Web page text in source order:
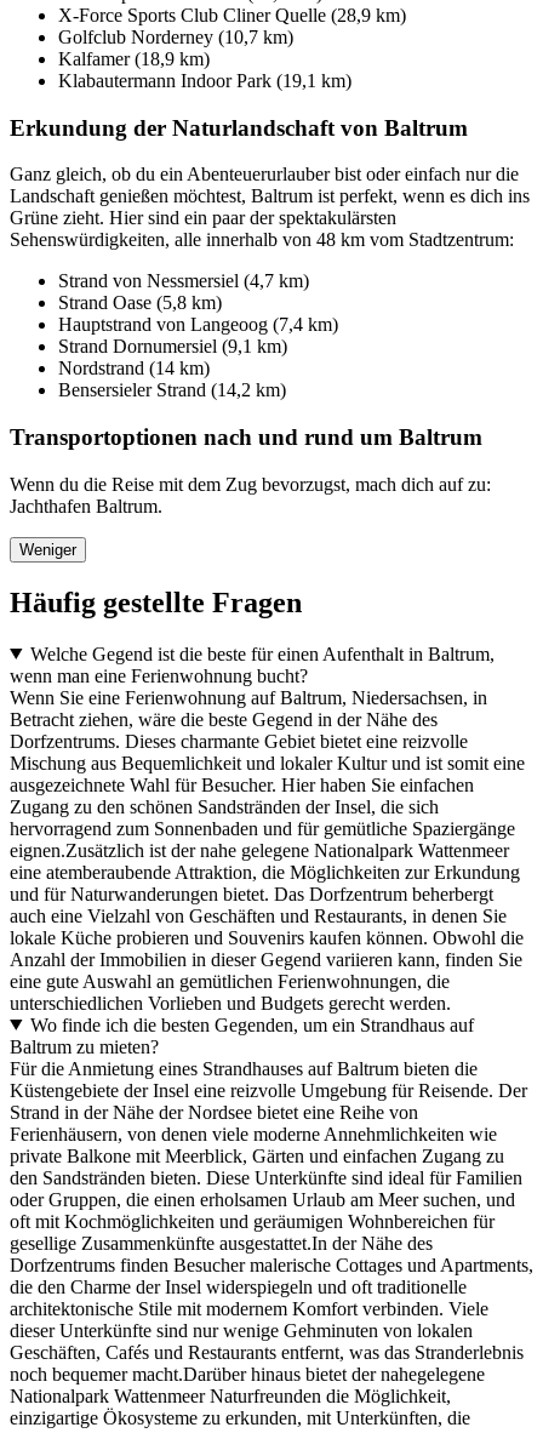
X-Force Sports Club Cliner Quelle (28,9 km)
Golfclub Norderney (10,7 km)
Kalfamer (18,9 km)
Klabautermann Indoor Park (19,1 km)
Erkundung der Naturlandschaft von Baltrum
Ganz gleich, ob du ein Abenteuerurlauber bist oder einfach nur die
Landschaft genießen möchtest, Baltrum ist perfekt, wenn es dich ins
Grüne zieht. Hier sind ein paar der spektakulärsten
Sehenswürdigkeiten, alle innerhalb von 48 km vom Stadtzentrum:
Strand von Nessmersiel (4,7 km)
Strand Oase (5,8 km)
Hauptstrand von Langeoog (7,4 km)
Strand Dornumersiel (9,1 km)
Nordstrand (14 km)
Bensersieler Strand (14,2 km)
Transportoptionen nach und rund um Baltrum
Wenn du die Reise mit dem Zug bevorzugst, mach dich auf zu:
Jachthafen Baltrum.
Weniger
Häufig gestellte Fragen
Welche Gegend ist die beste für einen Aufenthalt in Baltrum,
wenn man eine Ferienwohnung bucht?
Wenn Sie eine Ferienwohnung auf Baltrum, Niedersachsen, in
Betracht ziehen, wäre die beste Gegend in der Nähe des
Dorfzentrums. Dieses charmante Gebiet bietet eine reizvolle
Mischung aus Bequemlichkeit und lokaler Kultur und ist somit eine
ausgezeichnete Wahl für Besucher. Hier haben Sie einfachen
Zugang zu den schönen Sandstränden der Insel, die sich
hervorragend zum Sonnenbaden und für gemütliche Spaziergänge
eignen.Zusätzlich ist der nahe gelegene Nationalpark Wattenmeer
eine atemberaubende Attraktion, die Möglichkeiten zur Erkundung
und für Naturwanderungen bietet. Das Dorfzentrum beherbergt
auch eine Vielzahl von Geschäften und Restaurants, in denen Sie
lokale Küche probieren und Souvenirs kaufen können. Obwohl die
Anzahl der Immobilien in dieser Gegend variieren kann, finden Sie
eine gute Auswahl an gemütlichen Ferienwohnungen, die
unterschiedlichen Vorlieben und Budgets gerecht werden.
Wo finde ich die besten Gegenden, um ein Strandhaus auf
Baltrum zu mieten?
Für die Anmietung eines Strandhauses auf Baltrum bieten die
Küstengebiete der Insel eine reizvolle Umgebung für Reisende. Der
Strand in der Nähe der Nordsee bietet eine Reihe von
Ferienhäusern, von denen viele moderne Annehmlichkeiten wie
private Balkone mit Meerblick, Gärten und einfachen Zugang zu
den Sandstränden bieten. Diese Unterkünfte sind ideal für Familien
oder Gruppen, die einen erholsamen Urlaub am Meer suchen, und
oft mit Kochmöglichkeiten und geräumigen Wohnbereichen für
gesellige Zusammenkünfte ausgestattet.In der Nähe des
Dorfzentrums finden Besucher malerische Cottages und Apartments,
die den Charme der Insel widerspiegeln und oft traditionelle
architektonische Stile mit modernem Komfort verbinden. Viele
dieser Unterkünfte sind nur wenige Gehminuten von lokalen
Geschäften, Cafés und Restaurants entfernt, was das Stranderlebnis
noch bequemer macht.Darüber hinaus bietet der nahegelegene
Nationalpark Wattenmeer Naturfreunden die Möglichkeit,
einzigartige Ökosysteme zu erkunden, mit Unterkünften, die